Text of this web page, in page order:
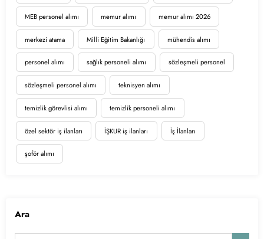
MEB personel alımı memur alımı memur alımı 2026
merkezi atama Milli Eğitim Bakanlığı mühendis alımı
personel alımı sağlık personeli alımı sözleşmeli personel
sözleşmeli personel alımı teknisyen alımı
temizlik görevlisi alımı temizlik personeli alımı
özel sektör iş ilanları İŞKUR iş ilanları İş İlanları
şoför alımı
Ara